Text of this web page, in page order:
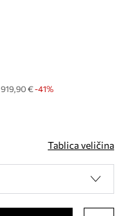
919,90 € -41%
Tablica veličina